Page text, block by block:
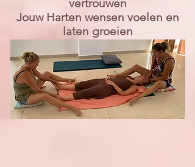
vertrouwen
Jouw Harten wensen voelen en
laten groeien
Liefdevol grenzen voelen en aan
durven geven
Jouw Vrouwelijke Kracht
schaamteloos omarmen